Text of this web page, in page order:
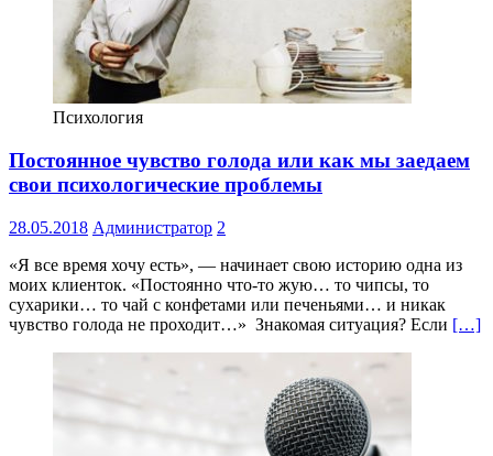
Психология
Постоянное чувство голода или как мы заедаем
свои психологические проблемы
28.05.2018 Администратор 2
«Я все время хочу есть», — начинает свою историю одна из
моих клиенток. «Постоянно что-то жую… то чипсы, то
сухарики… то чай с конфетами или печеньями… и никак
чувство голода не проходит…» Знакомая ситуация? Если […]